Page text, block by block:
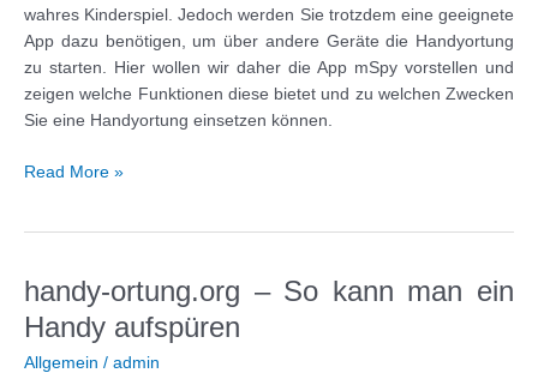
wahres Kinderspiel. Jedoch werden Sie trotzdem eine geeignete
App dazu benötigen, um über andere Geräte die Handyortung
zu starten. Hier wollen wir daher die App mSpy vorstellen und
zeigen welche Funktionen diese bietet und zu welchen Zwecken
Sie eine Handyortung einsetzen können.
Handyortung
Read More »
handy-ortung.org – So kann man ein
Handy aufspüren
Allgemein / admin